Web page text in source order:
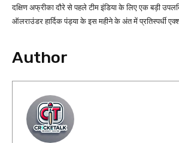
दक्षिण अफ्रीका दौरे से पहले टीम इंडिया के लिए एक बड़ी
ऑलराउंडर हार्दिक पंड्या के इस महीने के अंत में प्रतिस्पर्धी
Author